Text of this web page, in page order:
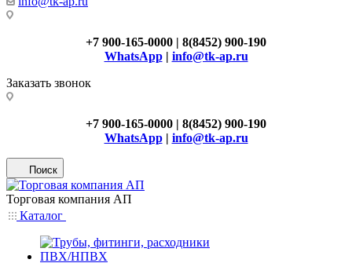
+7 900-165-0000 | 8(8452) 900-190
WhatsApp| info@tk-ap.ru
Заказать звонок
+7 900-165-0000 | 8(8452) 900-190
WhatsApp| info@tk-ap.ru
Поиск
Торговая компания АП
Каталог